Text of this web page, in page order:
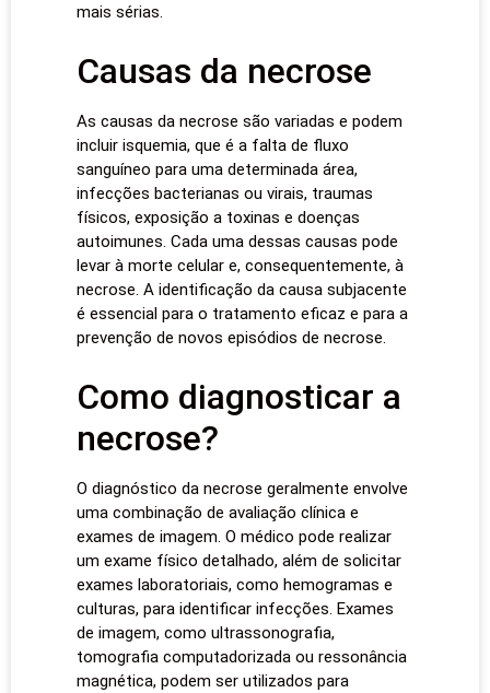
mais sérias.
Causas da necrose
As causas da necrose são variadas e podem
incluir isquemia, que é a falta de fluxo
sanguíneo para uma determinada área,
infecções bacterianas ou virais, traumas
físicos, exposição a toxinas e doenças
autoimunes. Cada uma dessas causas pode
levar à morte celular e, consequentemente, à
necrose. A identificação da causa subjacente
é essencial para o tratamento eficaz e para a
prevenção de novos episódios de necrose.
Como diagnosticar a
necrose?
O diagnóstico da necrose geralmente envolve
uma combinação de avaliação clínica e
exames de imagem. O médico pode realizar
um exame físico detalhado, além de solicitar
exames laboratoriais, como hemogramas e
culturas, para identificar infecções. Exames
de imagem, como ultrassonografia,
tomografia computadorizada ou ressonância
magnética, podem ser utilizados para